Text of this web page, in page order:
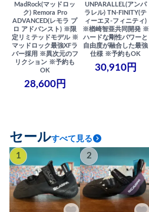
MadRock(マッドロッ
ク) Remora Pro
ADVANCED(レモラ プ
ロ アドバンスト) ※限
定リミテッドモデル ※
マッドロック最強XFラ
バー採用 ※異次元のフ
リクション ※予約も
OK
28,600円
UNPARALLEL(アンパ
ラレル) TN-FINITY(テ
ィーエヌ-フィニティ)
※楢崎智亜共同開発 ※
ハードな剛性パワーと
自由度が融合した最強
仕様 ※予約もOK
30,910円
セールすべて見る
1 2